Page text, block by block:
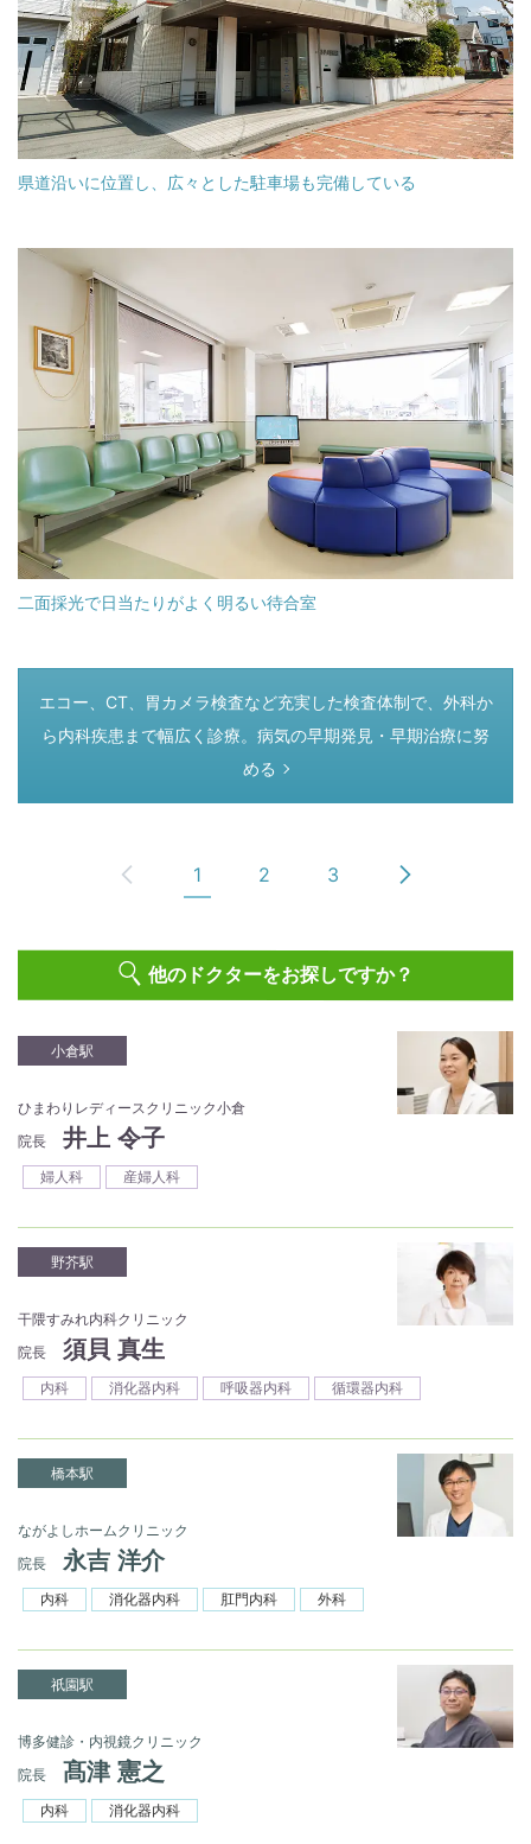
県道沿いに位置し、広々とした駐車場も完備している
二面採光で日当たりがよく明るい待合室
つぎのページ
エコー、CT、胃カメラ検査など充実した検査体制で、外科か
ら内科疾患まで幅広く診療。病気の早期発見・早期治療に努
める
1 2 3
他のドクターをお探しですか？
小倉駅
ひまわりレディースクリニック小倉
院長
井上 令子
婦人科 産婦人科
野芥駅
干隈すみれ内科クリニック
院長
須貝 真生
内科 消化器内科 呼吸器内科 循環器内科
橋本駅
ながよしホームクリニック
院長
永吉 洋介
内科 消化器内科 肛門内科 外科
祇園駅
博多健診・内視鏡クリニック
院長
髙津 憲之
内科 消化器内科